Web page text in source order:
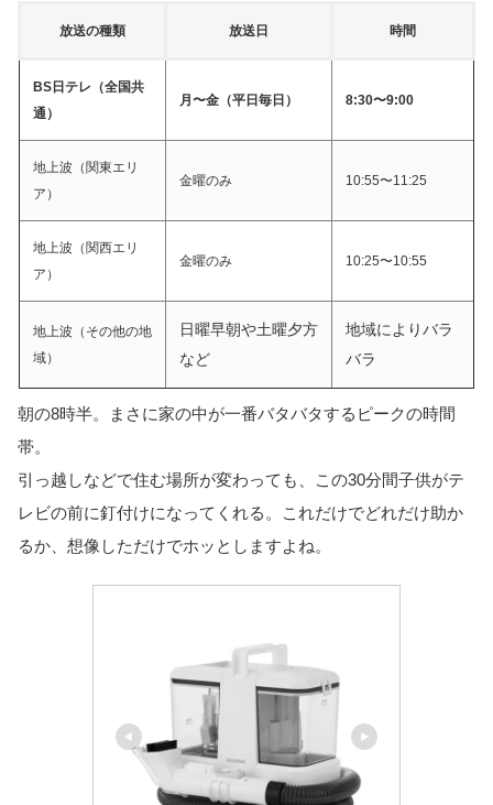
放送の種類 放送日 時間
BS日テレ（全国共
通）
月〜金（平日毎日） 8:30〜9:00
地上波（関東エリ
ア）
金曜のみ 10:55〜11:25
地上波（関西エリ
ア）
金曜のみ 10:25〜10:55
地上波（その他の地
域）
日曜早朝や土曜夕方
など
地域によりバラ
バラ
朝の8時半。まさに家の中が一番バタバタするピークの時間
帯。
引っ越しなどで住む場所が変わっても、この30分間子供がテ
レビの前に釘付けになってくれる。これだけでどれだけ助か
るか、想像しただけでホッとしますよね。